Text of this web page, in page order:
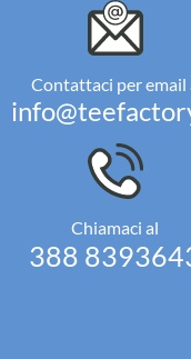
Contattaci per email
Chiamaci al
388